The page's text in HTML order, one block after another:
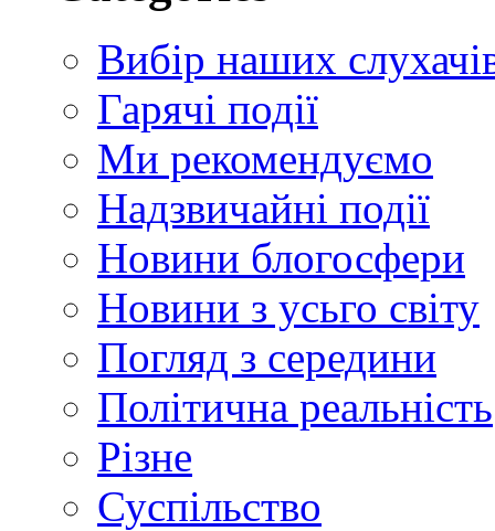
Вибір наших
Гарячі події
Ми рекомендуємо
Надзвичайні події
Новини блогосфери
Новини з усьго світу
Погляд з середини
Політична реальність
Різне
Суспільство